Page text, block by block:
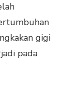
gigi
pada